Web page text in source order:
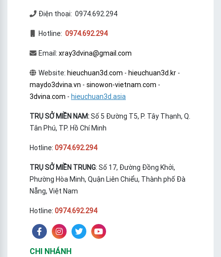
Điện thoại: 0974.692.294
Hotline: 0974.692.294
Email: xray3dvina@gmail.com
Website: hieuchuan3d.com - hieuchuan3d.kr-
maydo3dvina.vn - sinowon-vietnam.com -
3dvina.com - hieuchuan3d.asia
TRỤ SỞ MIỀN NAM:Số 5 Đường T5, P. Tây Thạnh, Q.
Tân Phú, TP. Hồ Chí Minh
Hotline: 0974.692.294
TRỤ SỞ MIỀN TRUNG: Số 17, Đường Đồng Khởi,
Phường Hòa Minh, Quận Liên Chiểu, Thành phố Đà
Nẵng, Việt Nam
Hotline: 0974.692.294
CHI NHÁNH